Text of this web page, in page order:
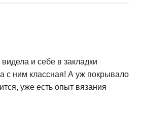
и себе в закладки
с ним классная! А уж покрывало
уже есть опыт вязания